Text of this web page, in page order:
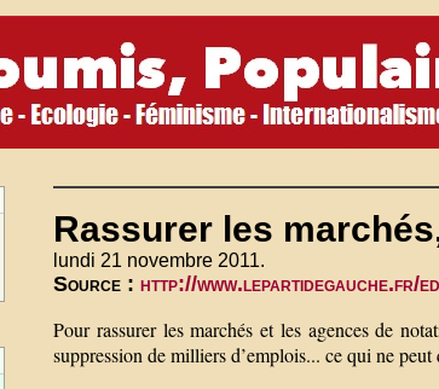
Rassurer les
lundi 21 novembre 2011.
Source :http://www.lepartidegauche.fr/
Pour rassurer les marchés et les agences de
suppression de milliers d’emplois... ce qui ne peut